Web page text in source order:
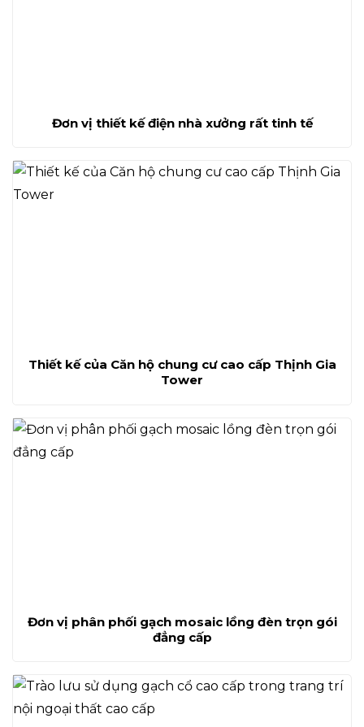
Đơn vị thiết kế điện nhà xưởng rất tinh tế
Thiết kế của Căn hộ chung cư cao cấp Thịnh Gia
Tower
Đơn vị phân phối gạch mosaic lồng đèn trọn gói
đẳng cấp